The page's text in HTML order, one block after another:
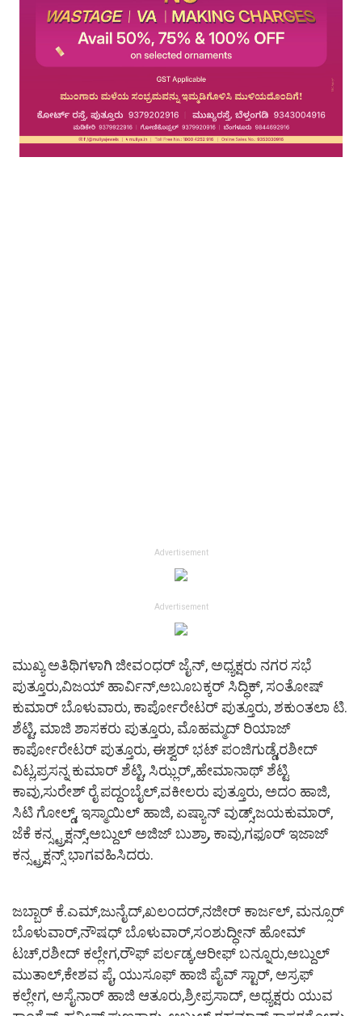
Advertisement
Advertisement
ಮುಖ್ಯ ಅತಿಥಿಗಳಾಗಿ ಜೀವಂಧರ್ ಜೈನ್, ಅಧ್ಯಕ್ಷರು ನಗರ ಸಭೆ
ಪುತ್ತೂರು,ವಿಜಯ್ ಹಾರ್ವಿನ್,ಅಬೂಬಕ್ಕರ್ ಸಿದ್ಧಿಕ್, ಸಂತೋಷ್
ಕುಮಾರ್ ಬೊಳುವಾರು, ಕಾರ್ಪೋರೇಟರ್ ಪುತ್ತೂರು, ಶಕುಂತಲಾ ಟಿ.
ಶೆಟ್ಟಿ, ಮಾಜಿ ಶಾಸಕರು ಪುತ್ತೂರು, ಮೊಹಮ್ಮದ್ ರಿಯಾಜ್
ಕಾರ್ಪೋರೇಟರ್ ಪುತ್ತೂರು, ಈಶ್ವರ್ ಭಟ್ ಪಂಜಿಗುಡ್ಡೆ,ರಶೀದ್
ವಿಟ್ಲ,ಪ್ರಸನ್ನ ಕುಮಾರ್ ಶೆಟ್ಟಿ, ಸಿಝ್ಲರ್,,ಹೇಮಾನಾಥ್ ಶೆಟ್ಟಿ
ಕಾವು,ಸುರೇಶ್ ರೈ ಪದ್ದಂಬೈಲ್,ವಕೀಲರು ಪುತ್ತೂರು, ಅದಂ ಹಾಜಿ,
ಸಿಟಿ ಗೋಲ್ಡ್, ಇಸ್ಮಾಯಿಲ್ ಹಾಜಿ, ಏಷ್ಯಾನ್ ವುಡ್ಸ್,ಜಯಕುಮಾರ್,
ಜೆಕೆ ಕನ್ಸ್ಟ್ರಕ್ಷನ್ಸ್,ಅಬ್ದುಲ್ ಅಜಿಜ್ ಬುಶ್ರಾ, ಕಾವು,ಗಫೂರ್ ಇಜಾಜ್
ಕನ್ಸ್ಟ್ರಕ್ಷನ್ಸ್ ಭಾಗವಹಿಸಿದರು.
ಜಬ್ಬಾರ್ ಕೆ.ಎಮ್,ಜುನೈದ್,ಖಲಂದರ್,ನಜೀರ್ ಕಾರ್ಜಲ್, ಮನ್ಸೂರ್
ಬೊಳುವಾರ್,ನೌಷಧ್ ಬೊಳುವಾರ್,ಸಂಶುದ್ಧೀನ್ ಹೋಮ್
ಟಚ್,ರಶೀದ್ ಕಲ್ಲೇಗ,ರೌಫ್ ಪರ್ಲಡ್ಕ,ಆರೀಫ್ ಬನ್ನೂರು,ಅಬ್ದುಲ್
ಮುತಾಲ್,ಕೇಶವ ಪೈ, ಯುಸೂಫ್ ಹಾಜಿ ಪೈವ್ ಸ್ಟಾರ್, ಅಸ್ರಫ್
ಕಲ್ಲೇಗ, ಅಸೈನಾರ್ ಹಾಜಿ ಆತೂರು,ಶ್ರೀಪ್ರಸಾದ್, ಅಧ್ಯಕ್ಷರು ಯುವ